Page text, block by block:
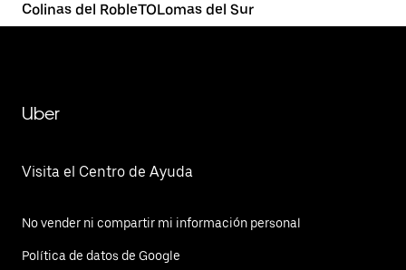
Colinas del RobleTOLomas del Sur
Uber
Visita el Centro de Ayuda
No vender ni compartir mi información personal
Política de datos de Google